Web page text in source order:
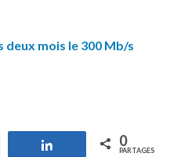
deux mois le 300 Mb/s
Partagez 0
PARTAGES